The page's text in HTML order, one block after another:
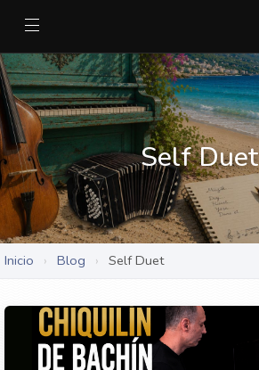
Self Duet
Inicio › Blog › Self Duet